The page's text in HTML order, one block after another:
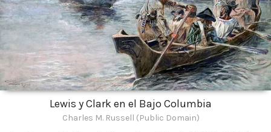
Lewis y Clark en el Bajo Columbia
Charles M. Russell (Public Domain)